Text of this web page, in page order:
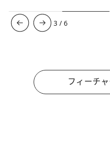
3 /6
フィーチ